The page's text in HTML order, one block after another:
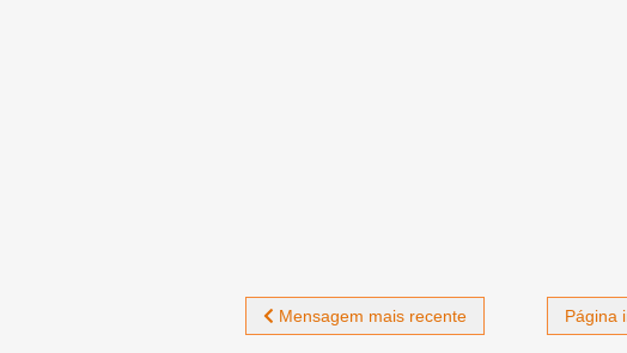
Mensagem mais recente Página